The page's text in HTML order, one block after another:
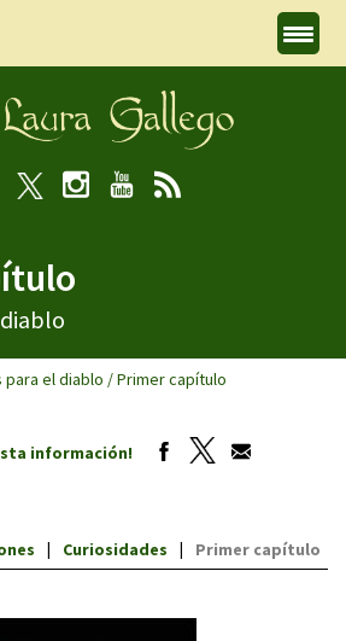
para el diablo /Primer capítulo
información!
Curiosidades Primer capítulo